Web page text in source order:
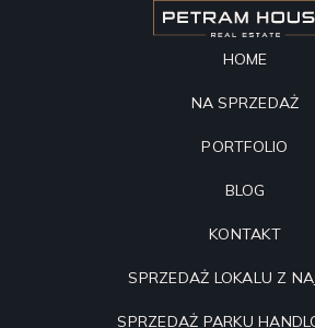
HOME
NA SPRZEDAŻ
PORTFOLIO
BLOG
KONTAKT
SPRZEDAŻ LOKALU Z
SPRZEDAŻ PARKU